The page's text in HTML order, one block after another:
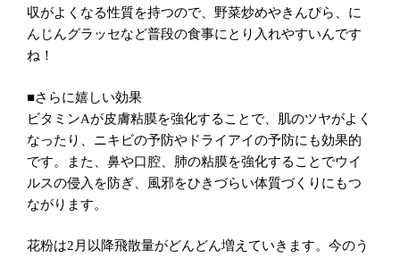
収がよくなる性質を持つので、野菜炒めやきんぴら、に
んじんグラッセなど普段の食事にとり入れやすいんです
ね！
■さらに嬉しい効果
ビタミンAが皮膚粘膜を強化することで、肌のツヤがよく
なったり、ニキビの予防やドライアイの予防にも効果的
です。また、鼻や口腔、肺の粘膜を強化することでウイ
ルスの侵入を防ぎ、風邪をひきづらい体質づくりにもつ
ながります。
花粉は2 月以降飛散量がどんどん増えていきます。今のう